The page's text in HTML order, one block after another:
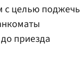
с целью поджечь
приезда